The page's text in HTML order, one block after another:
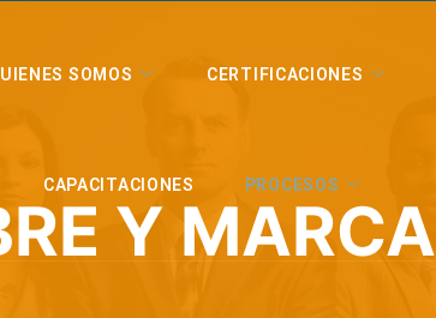
SOMOS CERTIFICACIONES
CAPACITACIONES PROCESOS
Y MARCA